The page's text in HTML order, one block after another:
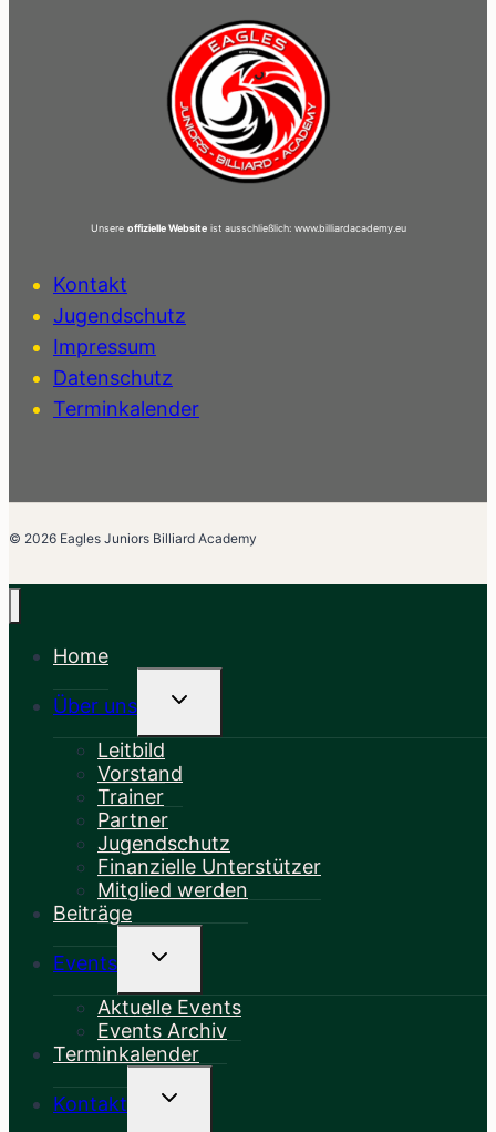
Unsere offizielle Websiteist ausschließlich: www.billiardacademy.eu
Kontakt
Jugendschutz
Impressum
Datenschutz
Terminkalender
© 2026 Eagles Juniors Billiard Academy
Home
Über uns
Untermenü
Leitbild
Vorstand
Trainer
Partner
Jugendschutz
Finanzielle Unterstützer
Mitglied werden
Beiträge
Events
Untermenü
Aktuelle Events
Events Archiv
Terminkalender
Kontakt
Untermenü